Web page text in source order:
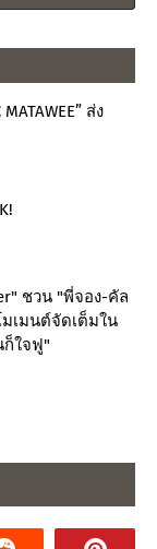
ส่ง
ชวน "พี่จอง-คัล
มเมนต์จัดเต็มใน
ก็ใจฟู"